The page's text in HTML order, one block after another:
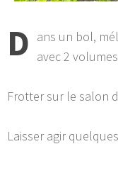
D ans un bol,
avec 2
Frotter sur le salon
Laisser agir